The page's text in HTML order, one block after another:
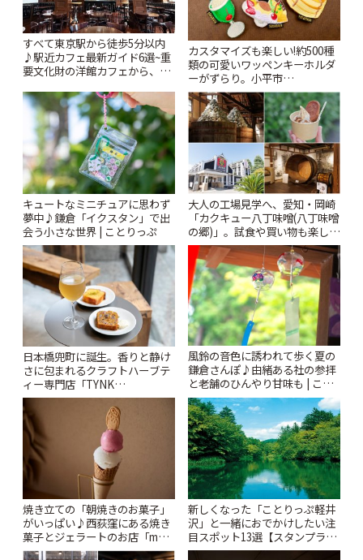
すべて東京駅から徒歩5分以内
♪駅近カフェ最新ガイド6選~重
要文化財の洋館カフェから、改
りっぷ
カスタマイズも楽しい!約500種
類の可愛いワッペンキーホルダ
ーがずらり。小平市
「Kimamaya T&K」 | ことりっ
ぷ
キュートなミニチュアに思わず
夢中♪鎌倉「イクスタン」で出
会う小さな世界 | ことりっぷ
大人の工場見学へ、愛知・岡崎
「カクキュー八丁味噌(八丁味噌
の郷)」。試食や買い物も楽しみ
♪ | ことりっぷ
日本橋兜町に誕生。香りと静け
さに包まれるクラフトハーブテ
ィー専門店「TYNK
Kabutocho」 | ことりっぷ
風鈴の音色に誘われて歩く夏の
鎌倉さんぽ♪由緒ある社の参拝
と老舗のひんやり甘味も | こと
りっぷ
焼き立ての「朝焼きのお菓子」
がいっぱい♪西荻窪にある焼き
菓子とジェラートのお店「mUni
(ムニ)」 | ことりっぷ
新しくなった「ことりっぷ軽井
沢」と一緒におでかけしたい注
目スポット13選【スタンプラリ
ー開催中】 | ことりっぷ